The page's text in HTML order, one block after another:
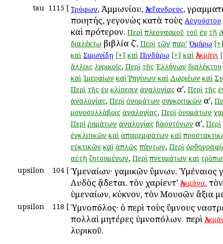
tau 1115 [ Τρύφων, Ἀμμωνίου, Ἀλεξανδρεύς,
ποιητής, γεγονὼς κατὰ τοὺς Αὐγούστου
καὶ πρότερον. Περὶ πλεονασμοῦ τοῦ ἐν τῇ
διαλέκτῳ βιβλία ζʹ, Περὶ τῶν παρ’ Ὁμήρῳ
καὶ Σιμωνίδῃ [+] καὶ Πινδάρῳ [+] καὶ Ἀλκμᾶνι
ἄλλοις λυρικοῖς, Περὶ τῆς Ἑλλήνων διαλέκτου
καὶ Ἱμεραίων καὶ Ῥηγίνων καὶ Δωριέων καὶ
Περὶ τῆς ἐν κλίσεσιν ἀναλογίας αʹ, Περὶ τῆς
ἀναλογίας, Περὶ ὀνομάτων συγκριτικῶν αʹ,
μονοσυλλάβοις ἀναλογίας, Περὶ ὀνομάτων
Περὶ ῥημάτων ἀναλογίας βαρυτόνων αʹ, Περὶ
ἐγκλιτικῶν καὶ ἀπαρεμφάτων καὶ
εὐκτικῶν καὶ ἁπλῶς πάντων, Περὶ
αὐτῇ ζητουμένων, Περὶ πνευμάτων καὶ
upsilon
104 [ Ὑμεναίων· γαμικῶν ὕμνων. Ὑμέναιος
Λυδὸς ᾄδεται. τὸν χαρίεντ’ Ἀλκμᾶνα,
ὑμεναίων, κύκνον, τὸν Μουσῶν ἄξια
upsilon 118 [ Ὑμνοπόλος· ὁ περὶ τοὺς ὕμνους
πολλαὶ μητέρες ὑμνοπόλων. περὶ
λυρικοῦ.